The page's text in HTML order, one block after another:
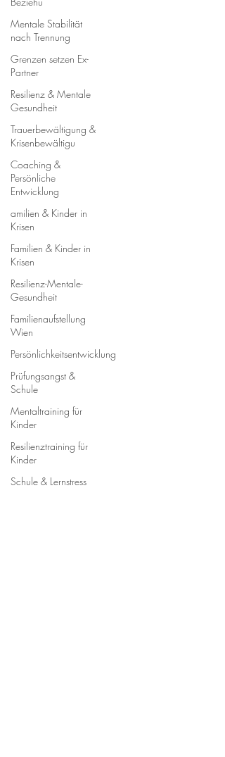
Mentale Stabilität
nach Trennung
Grenzen setzen Ex-
Partner
Resilienz & Mentale
Gesundheit
Trauerbewältigung &
Krisenbewältigu
Coaching &
Persönliche
Entwicklung
amilien & Kinder in
Krisen
Familien & Kinder in
Krisen
Resilienz-Mentale-
Gesundheit
Familienaufstellung
Wien
Persönlichkeitsentwicklung
Prüfungsangst &
Schule
Mentaltraining für
Kinder
Resilienztraining für
Kinder
Schule & Lernstress